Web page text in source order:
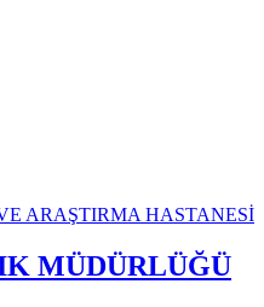
MÜDÜRLÜĞÜ